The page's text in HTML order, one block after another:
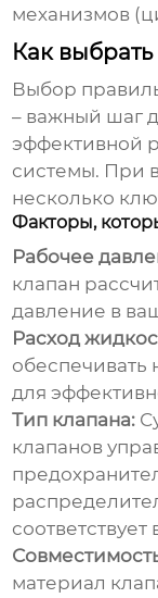
механизмов
Как выбрать
Выбор
– важный шаг
эффективной
системы. При
несколько
Факторы,
Рабочее
клапан
давление в
Расход
обеспечивать
для
Тип клапана:
клапанов
материал